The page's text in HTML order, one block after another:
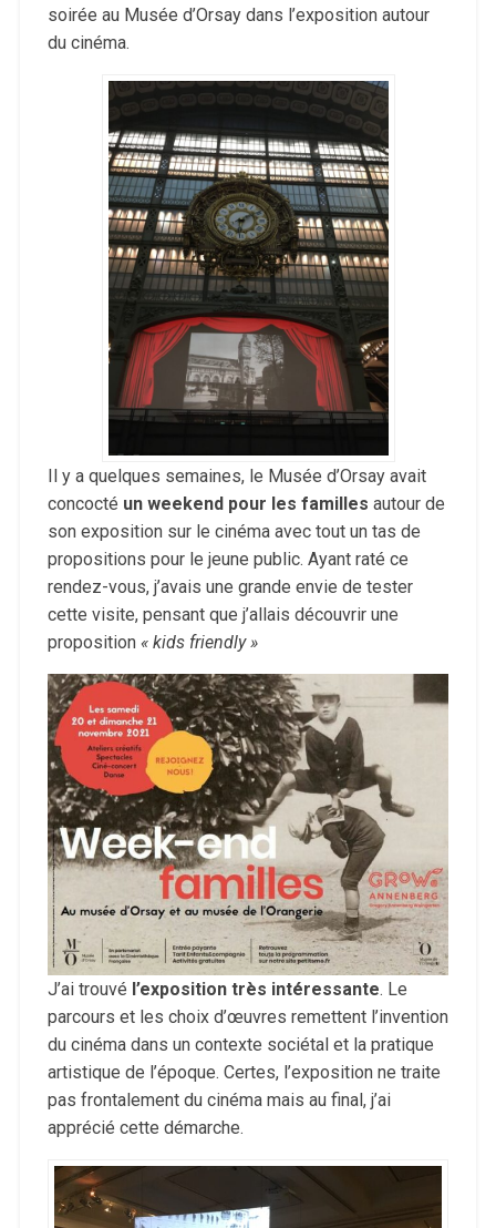
soirée au Musée d’Orsay dans l’exposition autour
du cinéma.
Il y a quelques semaines, le Musée d’Orsay avait
concocté un weekend pour les familles autour de
son exposition sur le cinéma avec tout un tas de
propositions pour le jeune public. Ayant raté ce
rendez-vous, j’avais une grande envie de tester
cette visite, pensant que j’allais découvrir une
proposition « kids friendly »
J’ai trouvé l’exposition très intéressante. Le
parcours et les choix d’œuvres remettent l’invention
du cinéma dans un contexte sociétal et la pratique
artistique de l’époque. Certes, l’exposition ne traite
pas frontalement du cinéma mais au final, j’ai
apprécié cette démarche.